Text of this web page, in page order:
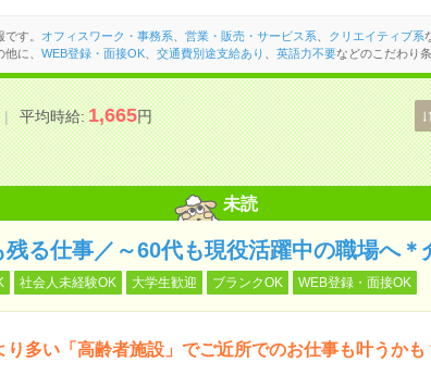
す。 オフィスワーク・事務系 営業・販売・サービス系 クリエイティブ系
に、 WEB登録・面接OK、 交通費別途支給あり 英語力不要などのこだわり
平均時給:1,665円
未読
残る仕事／～60代も現役活躍中の職場へ＊
社会人未経験OK 大学生歓迎 ブランクOK WEB登録・面接OK
り多い「高齢者施設」でご近所でのお仕事も叶うかも